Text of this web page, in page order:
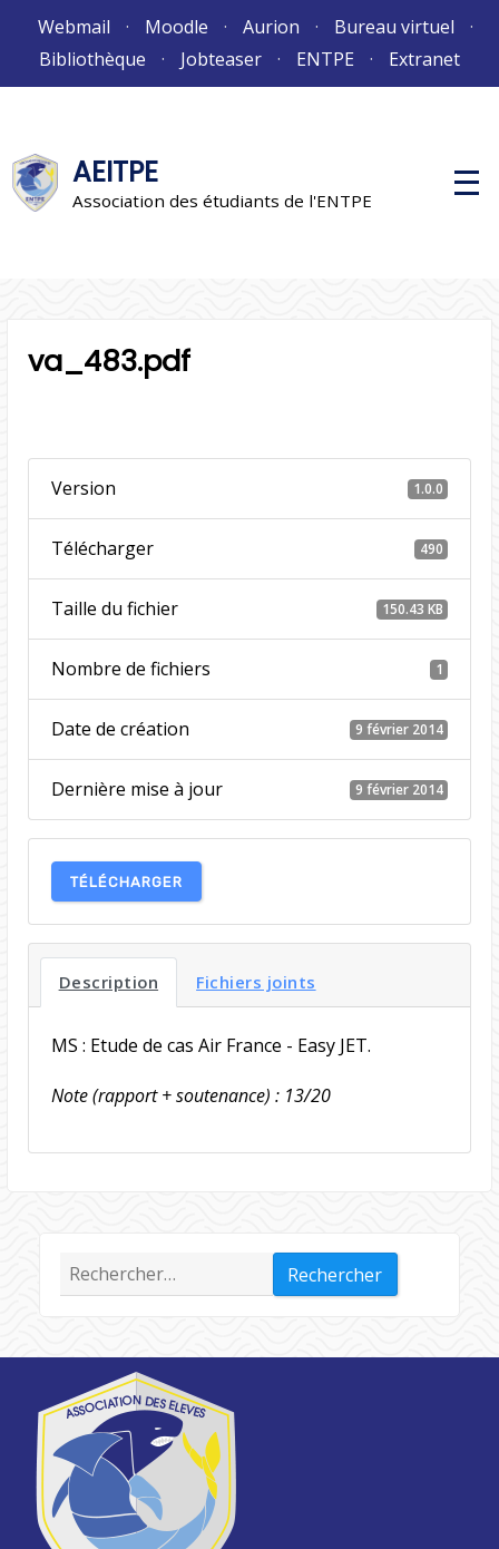
Webmail Moodle Aurion
Bureau virtuel
Bibliothèque
Jobteaser ENTPE Extranet
AEITPE
Association des étudiants de l'ENTPE
M
e
va_483.pdf
Version 1.0.0
Télécharger 490
Taille du fichier 150.43 KB
Nombre de fichiers 1
Date de création 9 février 2014
Dernière mise à jour 9 février 2014
TÉLÉCHARGER
Description Fichiers joints
MS : Etude de cas Air France - Easy JET.
Note (rapport + soutenance) : 13/20
Rechercher :